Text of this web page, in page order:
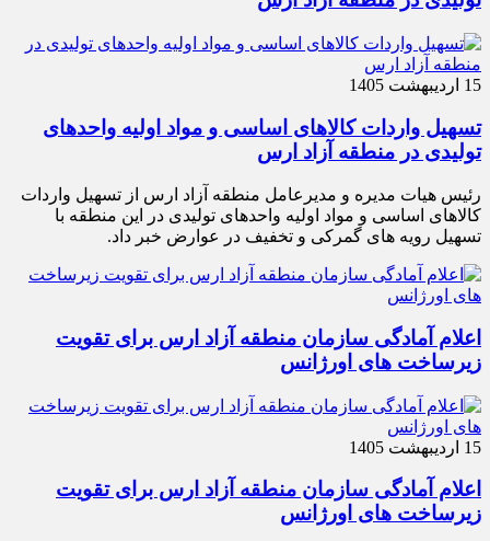
15 اردیبهشت 1405
تسهیل واردات کالاهای اساسی و مواد اولیه واحدهای
تولیدی در منطقه آزاد ارس
رئیس هیات مدیره و مدیرعامل منطقه آزاد ارس از تسهیل واردات
کالاهای اساسی و مواد اولیه واحدهای تولیدی در این منطقه با
تسهیل رویه های گمرکی و تخفیف در عوارض خبر داد.
اعلام آمادگی سازمان منطقه آزاد ارس برای تقویت
زیرساخت‌ های اورژانس
15 اردیبهشت 1405
اعلام آمادگی سازمان منطقه آزاد ارس برای تقویت
زیرساخت‌ های اورژانس